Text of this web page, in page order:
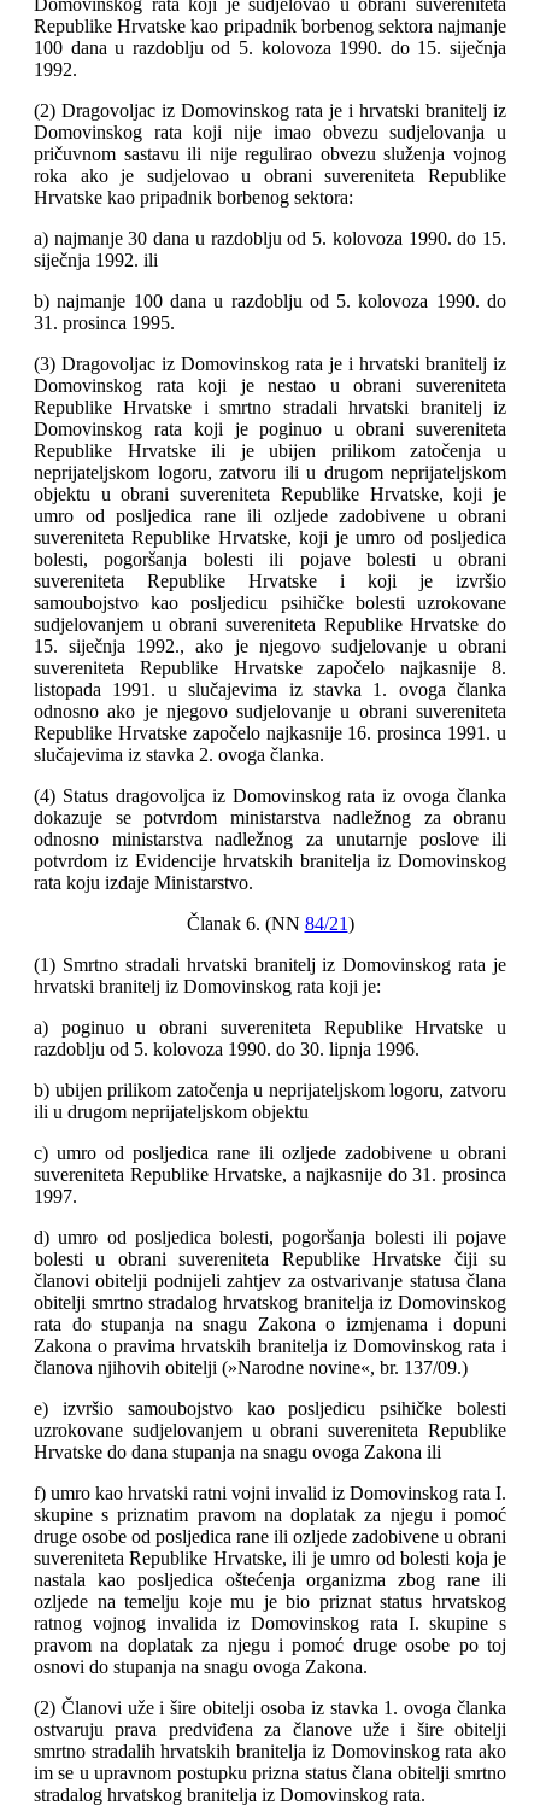
Republike Hrvatske kao pripadnik borbenog sektora najmanje
100 dana u razdoblju od 5. kolovoza 1990. do 15. siječnja
1992.
(2) Dragovoljac iz Domovinskog rata je i hrvatski branitelj iz
Domovinskog rata koji nije imao obvezu sudjelovanja u
pričuvnom sastavu ili nije regulirao obvezu služenja vojnog
roka ako je sudjelovao u obrani suvereniteta Republike
Hrvatske kao pripadnik borbenog sektora:
a) najmanje 30 dana u razdoblju od 5. kolovoza 1990. do 15.
siječnja 1992. ili
b) najmanje 100 dana u razdoblju od 5. kolovoza 1990. do
31. prosinca 1995.
(3) Dragovoljac iz Domovinskog rata je i hrvatski branitelj iz
Domovinskog rata koji je nestao u obrani suvereniteta
Republike Hrvatske i smrtno stradali hrvatski branitelj iz
Domovinskog rata koji je poginuo u obrani suvereniteta
Republike Hrvatske ili je ubijen prilikom zatočenja u
neprijateljskom logoru, zatvoru ili u drugom neprijateljskom
objektu u obrani suvereniteta Republike Hrvatske, koji je
umro od posljedica rane ili ozljede zadobivene u obrani
suvereniteta Republike Hrvatske, koji je umro od posljedica
bolesti, pogoršanja bolesti ili pojave bolesti u obrani
suvereniteta Republike Hrvatske i koji je izvršio
samoubojstvo kao posljedicu psihičke bolesti uzrokovane
sudjelovanjem u obrani suvereniteta Republike Hrvatske do
15. siječnja 1992., ako je njegovo sudjelovanje u obrani
suvereniteta Republike Hrvatske započelo najkasnije 8.
listopada 1991. u slučajevima iz stavka 1. ovoga članka
odnosno ako je njegovo sudjelovanje u obrani suvereniteta
Republike Hrvatske započelo najkasnije 16. prosinca 1991. u
slučajevima iz stavka 2. ovoga članka.
(4) Status dragovoljca iz Domovinskog rata iz ovoga članka
dokazuje se potvrdom ministarstva nadležnog za obranu
odnosno ministarstva nadležnog za unutarnje poslove ili
potvrdom iz Evidencije hrvatskih branitelja iz Domovinskog
rata koju izdaje Ministarstvo.
Članak 6. (NN 84/21)
(1) Smrtno stradali hrvatski branitelj iz Domovinskog rata je
hrvatski branitelj iz Domovinskog rata koji je:
a) poginuo u obrani suvereniteta Republike Hrvatske u
razdoblju od 5. kolovoza 1990. do 30. lipnja 1996.
b) ubijen prilikom zatočenja u neprijateljskom logoru, zatvoru
ili u drugom neprijateljskom objektu
c) umro od posljedica rane ili ozljede zadobivene u obrani
suvereniteta Republike Hrvatske, a najkasnije do 31. prosinca
1997.
d) umro od posljedica bolesti, pogoršanja bolesti ili pojave
bolesti u obrani suvereniteta Republike Hrvatske čiji su
članovi obitelji podnijeli zahtjev za ostvarivanje statusa člana
obitelji smrtno stradalog hrvatskog branitelja iz Domovinskog
rata do stupanja na snagu Zakona o izmjenama i dopuni
Zakona o pravima hrvatskih branitelja iz Domovinskog rata i
članova njihovih obitelji (»Narodne novine«, br. 137/09.)
e) izvršio samoubojstvo kao posljedicu psihičke bolesti
uzrokovane sudjelovanjem u obrani suvereniteta Republike
Hrvatske do dana stupanja na snagu ovoga Zakona ili
f) umro kao hrvatski ratni vojni invalid iz Domovinskog rata I.
skupine s priznatim pravom na doplatak za njegu i pomoć
druge osobe od posljedica rane ili ozljede zadobivene u obrani
suvereniteta Republike Hrvatske, ili je umro od bolesti koja je
nastala kao posljedica oštećenja organizma zbog rane ili
ozljede na temelju koje mu je bio priznat status hrvatskog
ratnog vojnog invalida iz Domovinskog rata I. skupine s
pravom na doplatak za njegu i pomoć druge osobe po toj
osnovi do stupanja na snagu ovoga Zakona.
(2) Članovi uže i šire obitelji osoba iz stavka 1. ovoga članka
ostvaruju prava predviđena za članove uže i šire obitelji
smrtno stradalih hrvatskih branitelja iz Domovinskog rata ako
im se u upravnom postupku prizna status člana obitelji smrtno
stradalog hrvatskog branitelja iz Domovinskog rata.